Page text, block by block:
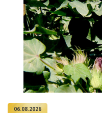
06.08.2026